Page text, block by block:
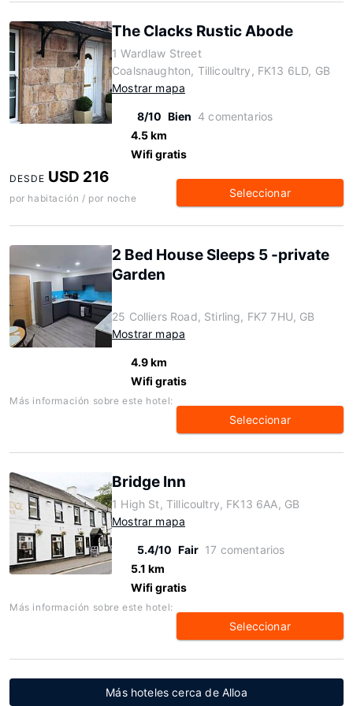
The Clacks Rustic Abode
1 Wardlaw Street
Coalsnaughton, Tillicoultry, FK13 6LD, GB
Mostrar mapa
8/10 Bien 4 comentarios
4.5 km
Wifi gratis
DESDE USD 216
por habitación / por noche Seleccionar
2 Bed House Sleeps 5 -private
Garden
25 Colliers Road, Stirling, FK7 7HU, GB
Mostrar mapa
4.9 km
Wifi gratis
Más información sobre este hotel:
Seleccionar
Bridge Inn
1 High St, Tillicoultry, FK13 6AA, GB
Mostrar mapa
5.4/10 Fair 17 comentarios
5.1 km
Wifi gratis
Más información sobre este hotel:
Seleccionar
Más hoteles cerca de Alloa